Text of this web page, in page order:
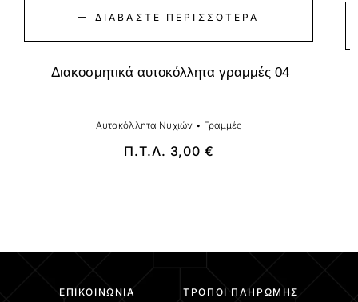
ΔΙΑΒΆΣΤΕ ΠΕΡΙΣΣΌΤΕΡΑ
Διακοσμητικά αυτοκόλλητα γραμμές 04
Αυτοκόλλητα Νυχιών • Γραμμές
Π.Τ.Λ. 3,00 €
ΕΠΙΚΟΙΝΩΝΊΑ ΤΡΌΠΟΙ ΠΛΗΡΩΜΉΣ